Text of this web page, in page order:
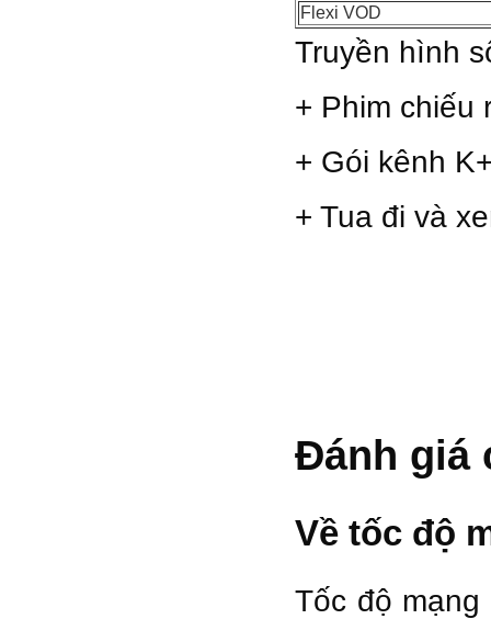
Flexi VOD
Truyền hình
+ Phim chiếu
+ Gói kênh
+ Tua đi và
Đánh giá
Về tốc độ
Tốc độ